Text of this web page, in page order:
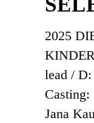
2025
lead /
Jana